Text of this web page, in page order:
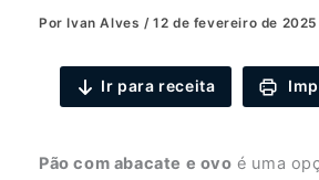
Por Ivan Alves/12 de fevereiro de 2025
Ir para receita
Pão com abacate e ovo é uma